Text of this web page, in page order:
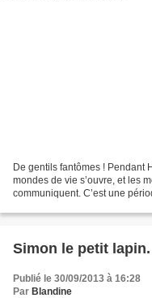
De gentils fantômes ! Pendant
mondes de vie s’ouvre, et les
communiquent. C’est une
Simon le petit
Publié le 30/09/2013 à 16:28
Par Blandine